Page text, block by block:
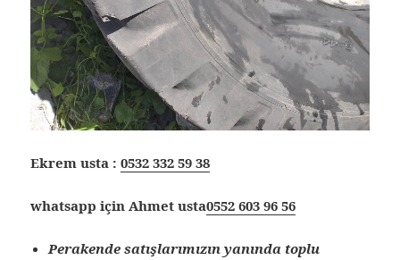
Ekrem usta :0532 332 59 38
whatsapp için Ahmet usta0552 603 96 56
Perakende satışlarımızın yanında toplu